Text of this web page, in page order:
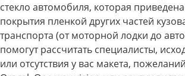
стекло автомобиля, которая
покрытия пленкой других частей
транспорта (от моторной лодки до
помогут рассчитать специалисты,
или отсутствия у вас макета,